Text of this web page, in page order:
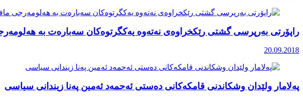
راپۆرتی بەرپرسی گشتی رێکخراوەی نەتەوە یەکگرتوەکان سەبارەت بە
20.09.2018
پەلامار ولێدان وشکاندنی قامکەکانی دەستی ئەحمەد ئەمین پەنا زیندانی سیاسی